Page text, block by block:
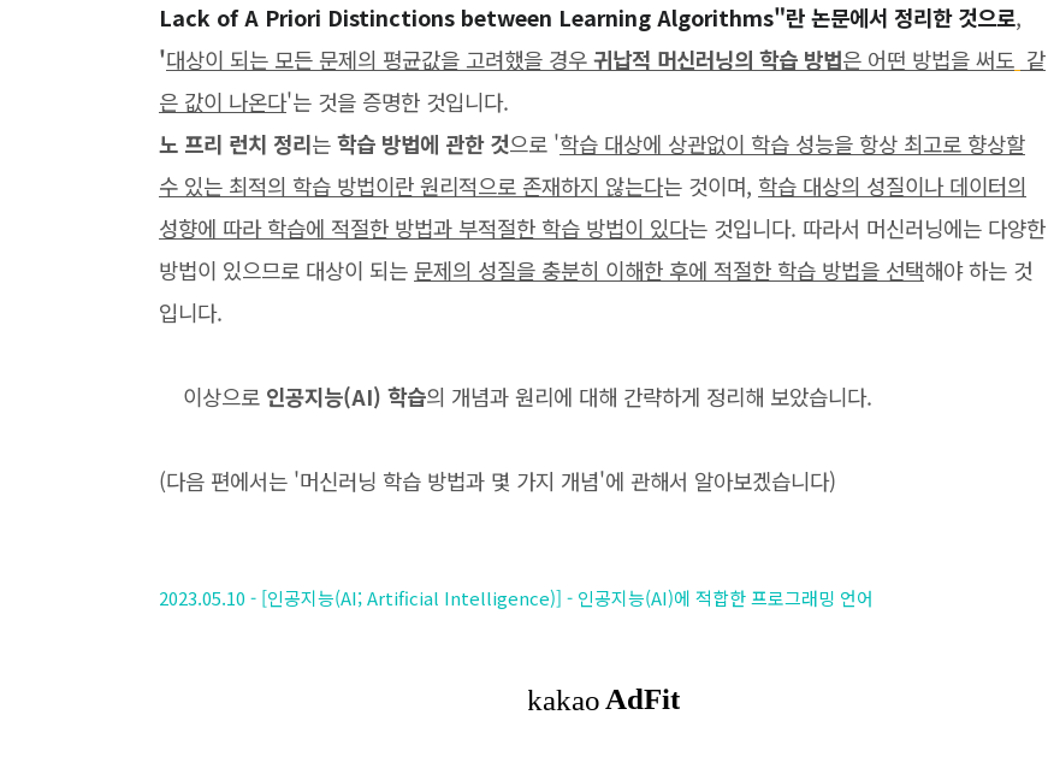
Lack of A Priori Distinctions between Learning Algorithms"란 논문에서 정리한 것으로,
'대상이 되는 모든 문제의 평균값을 고려했을 경우귀납적 머신러닝의 학습 방법은 어떤 방법을 써도 같
은 값이 나온다'는 것을 증명한 것입니다.
노 프리 런치 정리는학습 방법에 관한 것으로 '학습 대상에 상관없이 학습 성능을 항상 최고로 향상할
수 있는 최적의 학습 방법이란 원리적으로 존재하지 않는다는 것이며, 학습 대상의 성질이나 데이터의
성향에 따라 학습에 적절한 방법과 부적절한 학습 방법이 있다는 것입니다. 따라서 머신러닝에는 다양한
방법이 있으므로 대상이 되는 문제의 성질을 충분히 이해한 후에 적절한 학습 방법을 선택해야 하는 것
입니다.
이상으로 인공지능(AI) 학습의 개념과 원리에 대해 간략하게 정리해 보았습니다.
(다음 편에서는 '머신러닝 학습 방법과 몇 가지 개념'에 관해서 알아보겠습니다)
2023.05.10 - [인공지능(AI; Artificial Intelligence)] - 인공지능(AI)에 적합한 프로그래밍 언어